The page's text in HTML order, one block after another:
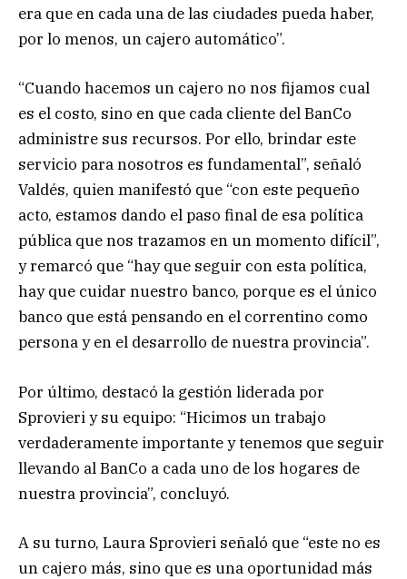
era que en cada una de las ciudades pueda haber,
por lo menos, un cajero automático”.
“Cuando hacemos un cajero no nos fijamos cual
es el costo, sino en que cada cliente del BanCo
administre sus recursos. Por ello, brindar este
servicio para nosotros es fundamental”, señaló
Valdés, quien manifestó que “con este pequeño
acto, estamos dando el paso final de esa política
pública que nos trazamos en un momento difícil”,
y remarcó que “hay que seguir con esta política,
hay que cuidar nuestro banco, porque es el único
banco que está pensando en el correntino como
persona y en el desarrollo de nuestra provincia”.
Por último, destacó la gestión liderada por
Sprovieri y su equipo: “Hicimos un trabajo
verdaderamente importante y tenemos que seguir
llevando al BanCo a cada uno de los hogares de
nuestra provincia”, concluyó.
A su turno, Laura Sprovieri señaló que “este no es
un cajero más, sino que es una oportunidad más